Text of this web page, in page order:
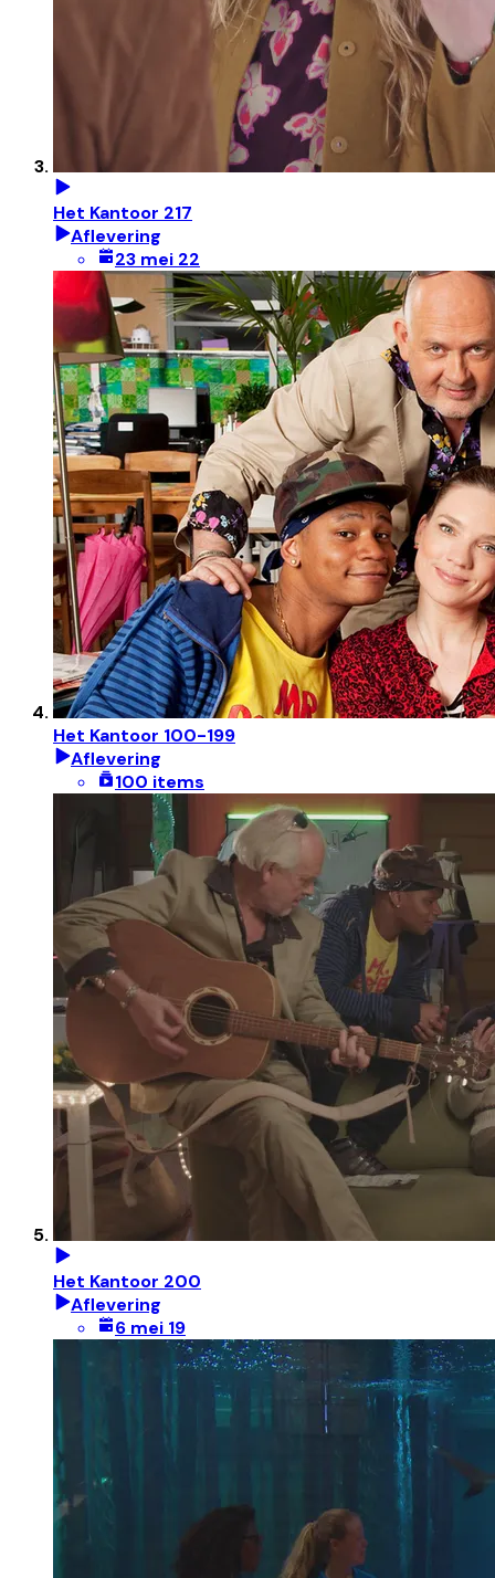
Het Kantoor 217
Aflevering
23 mei 22
Het Kantoor 100-199
Aflevering
100 items
Het Kantoor 200
Aflevering
6 mei 19